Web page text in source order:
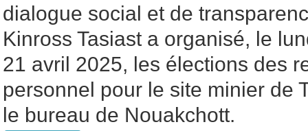
dialogue social et de
Kinross Tasiast a organisé, le
21 avril 2025, les élections des
personnel pour le site minier de
le bureau de Nouakchott.